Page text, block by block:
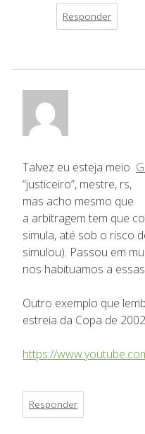
Responder
Talvez eu esteja meio
“justiceiro”, mestre, rs,
mas acho mesmo que
a arbitragem tem que
simula, até sob o risco
simulou). Passou em
nos habituamos a
Outro exemplo que
estreia da Copa de
https://
Responder